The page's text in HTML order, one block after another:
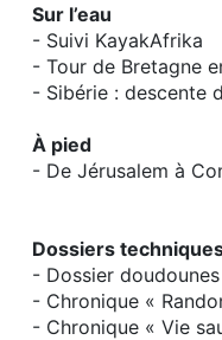
Sur l’eau
- Suivi KayakAfrika
- Tour de Bretagne
- Sibérie : descente
À pied
- De Jérusalem à
Dossiers
- Dossier doudounes
- Chronique «
- Chronique « Vie